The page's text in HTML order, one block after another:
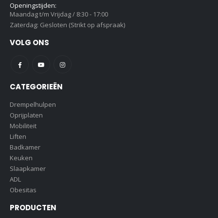
Openingstijden:
Maandag t/m Vrijdag / 8:30 - 17:00
Zaterdag: Gesloten (Strikt op afspraak)
VOLG ONS
CATEGORIEËN
Drempelhulpen
Oprijplaten
Mobiliteit
Liften
Badkamer
Keuken
Slaapkamer
ADL
Obesitas
PRODUCTEN